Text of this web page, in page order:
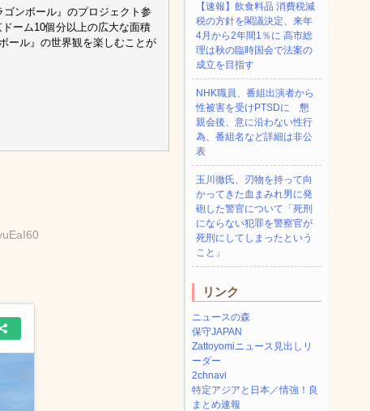
ンボール』のプロジェクト参
ーム10個分以上の広大な面積
ール』の世界観を楽しむことが
【速報】飲食料品 消費税減
税の方針を閣議決定、来年
4月から2年間1％に 高市総
理は秋の臨時国会で法案の
成立を目指す
NHK職員、番組出演者から
性被害を受けPTSDに 懇
親会後、意に沿わない性行
為、番組名など詳細は非公
表
玉川徹氏、刃物を持って向
かってきた血まみれ男に発
砲した警官について「死刑
にならない犯罪を警察官が
死刑にしてしまったという
こと」
リンク
ニュースの森
保守JAPAN
Zattoyomiニュース見出しリ
ーダー
2chnavi
特定アジアと日本／情強！良
まとめ速報